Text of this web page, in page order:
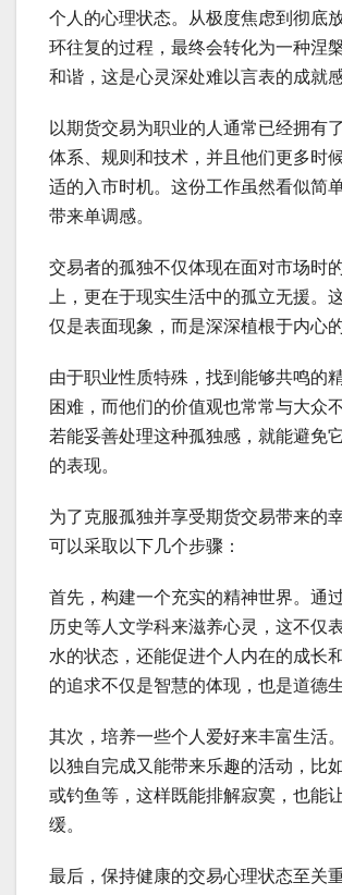
个人的心理状态。从极度焦虑到彻底
环往复的过程，最终会转化为一种涅
和谐，这是心灵深处难以言表的成就感
以期货交易为职业的人通常已经拥有
体系、规则和技术，并且他们更多时
适的入市时机。这份工作虽然看似简
带来单调感。
交易者的孤独不仅体现在面对市场时
上，更在于现实生活中的孤立无援。
仅是表面现象，而是深深植根于内心的
由于职业性质特殊，找到能够共鸣的
困难，而他们的价值观也常常与大众
若能妥善处理这种孤独感，就能避免
的表现。
为了克服孤独并享受期货交易带来的
可以采取以下几个步骤：
首先，构建一个充实的精神世界。通
历史等人文学科来滋养心灵，这不仅
水的状态，还能促进个人内在的成长
的追求不仅是智慧的体现，也是道德
其次，培养一些个人爱好来丰富生活
以独自完成又能带来乐趣的活动，比
或钓鱼等，这样既能排解寂寞，也能
缓。
最后，保持健康的交易心理状态至关